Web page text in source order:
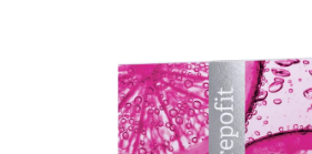
ből
0,0
csillag.